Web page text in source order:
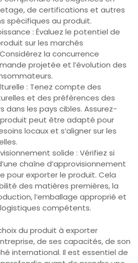
de certifications et autres
spécifiques au produit.
: Évaluez le potentiel de
sur les marchés
la concurrence
projetée et l’évolution des
: Tenez compte des
et des préférences des
dans les pays cibles. Assurez-
peut être adapté pour
locaux et s’aligner sur les
solide : Vérifiez si
chaîne d’approvisionnement
pour exporter le produit. Cela
des matières premières, la
l’emballage approprié et
compétents.
du produit à exporter
de ses capacités, de son
international. Il est essentiel de